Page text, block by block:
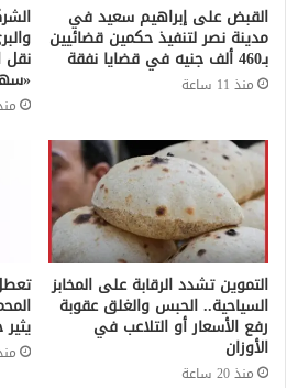
القبض على إبراهيم سعيد في
مدينة نصر لتنفيذ حكمين قضائيين
بـ460 ألف جنيه في قضايا نفقة
منذ 11 ساعة
نقل
منذ 12
التموين تشدد الرقابة على المخابز
السياحية.. الحبس والغلق عقوبة
رفع الأسعار أو التلاعب في
الأوزان
منذ 20 ساعة
منذ 23